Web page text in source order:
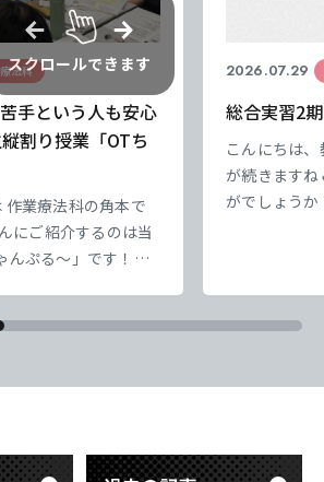
法科
手という人も安心
り授業「OTち
業療法科の角本で
にご紹介するのは当
んぷる～」です！！
ちゃんぷる～」は、
り組みです。 2年生
り
2026.07.29
総合実習2期
こんにちは
が続きます
がでしょう
ろ、10日を
一日一日を
スクロールできます